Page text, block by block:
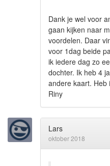
Dank je wel voor
gaan kijken naar
voordelen. Daar
voor 1dag beide
ik iedere dag zo
dochter. Ik heb 4
andere kaart. Heb
Riny
Lars
oktober 2018